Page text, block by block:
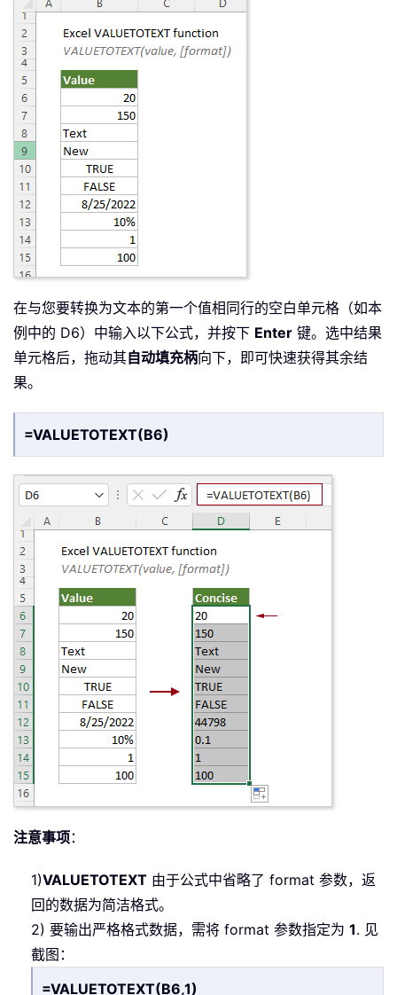
在与您要转换为文本的第一个值相同行的空白单元格（如本
例中的 D6）中输入以下公式，并按下 Enter 键。选中结果
单元格后，拖动其自动填充柄向下，即可快速获得其余结
果。
=VALUETOTEXT(B6)
注意事项：
1)VALUETOTEXT 由于公式中省略了 format 参数，返
回的数据为简洁格式。
2) 要输出严格格式数据，需将 format 参数指定为 1. 见
截图：
=VALUETOTEXT(B6,1)